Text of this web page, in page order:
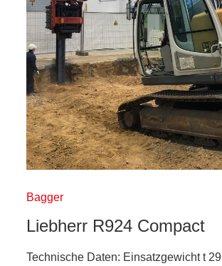
Bagger
Liebherr R924 Compact
Technische Daten: Einsatzgewicht t 29